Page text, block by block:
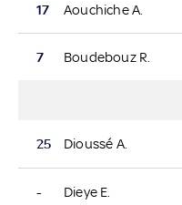
17 Aouchiche A.
7 Boudebouz R.
25 Dioussé A.
- Dieye E.